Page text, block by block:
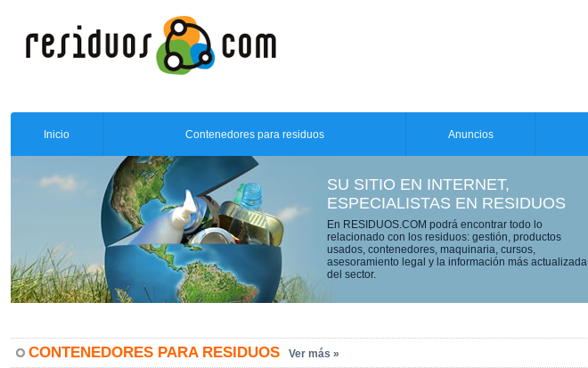
Inicio Contenedores para residuos Anuncios
SU SITIO EN INTERNET,
ESPECIALISTAS EN RESIDUOS
En RESIDUOS.COM podrá encontrar todo lo
relacionado con los residuos: gestión, productos
usados, contenedores, maquinaria, cursos,
asesoramiento legal y la información más actualizada
del sector.
CONTENEDORES PARA RESIDUOS Ver más »